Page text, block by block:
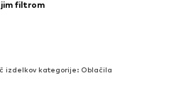
filtrom
izdelkov kategorije: Oblačila